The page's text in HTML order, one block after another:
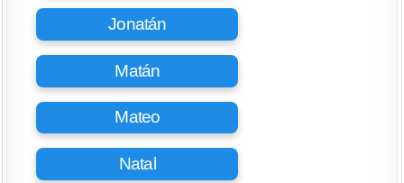
Jonatán
Matán
Mateo
Natal